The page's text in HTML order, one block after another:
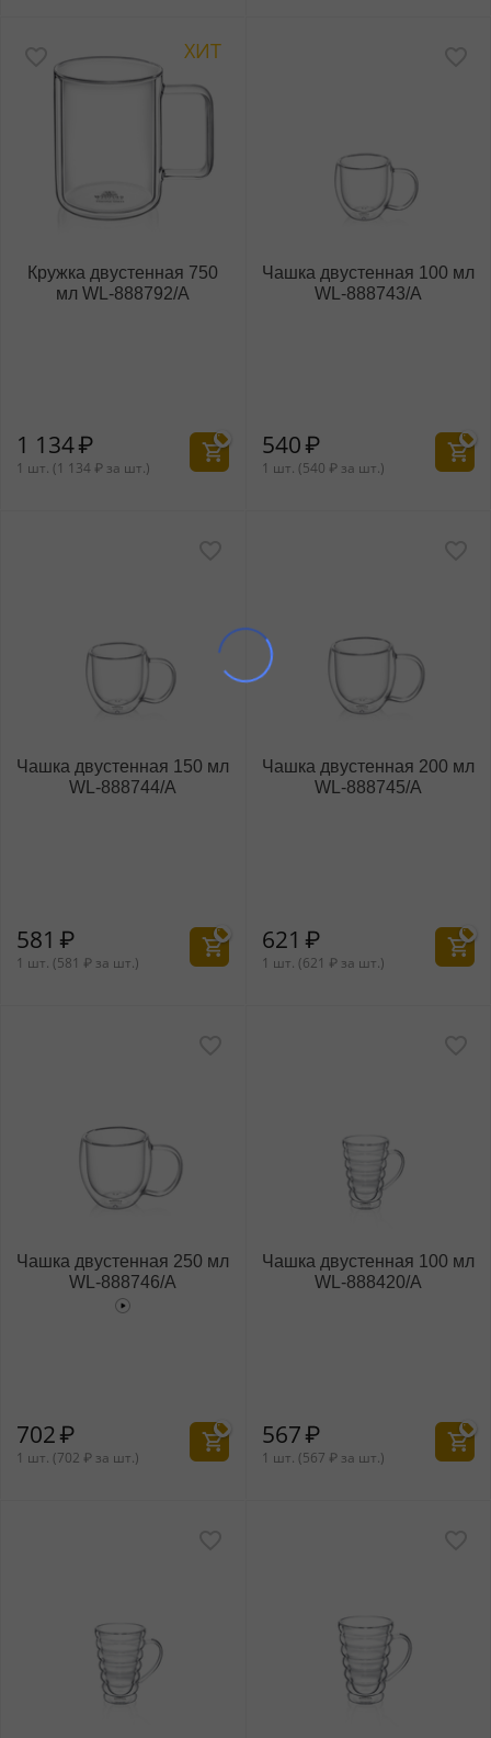
ХИТ
Кружка двустенная 750
мл WL‑888792/A
1 134₽
1 шт. (1 134 ₽ за шт.)
Чашка двустенная 100 мл
WL‑888743/A
540₽
1 шт. (540 ₽ за шт.)
Чашка двустенная 150 мл
WL‑888744/A
581 ₽
1 шт. (581 ₽ за шт.)
Чашка двустенная 200 мл
WL‑888745/A
621 ₽
1 шт. (621 ₽ за шт.)
Чашка двустенная 250 мл
WL‑888746/A
702₽
1 шт. (702 ₽ за шт.)
Чашка двустенная 100 мл
WL‑888420/A
567₽
1 шт. (567 ₽ за шт.)